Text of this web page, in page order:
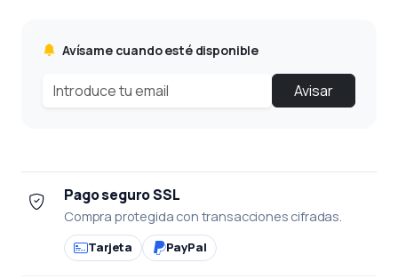
Avísame cuando esté disponible
Avisar
Pago seguro SSL
Compra protegida con transacciones cifradas.
Tarjeta PayPal